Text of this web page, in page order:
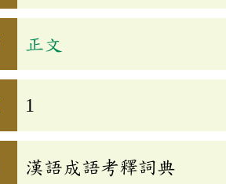
正文
1
漢語成語考釋詞典